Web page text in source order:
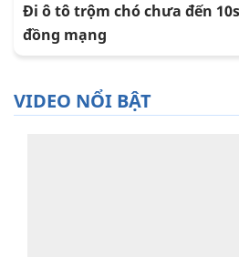
Đi ô tô trộm chó chưa đến
đồng mạng
VIDEO NỔI BẬT